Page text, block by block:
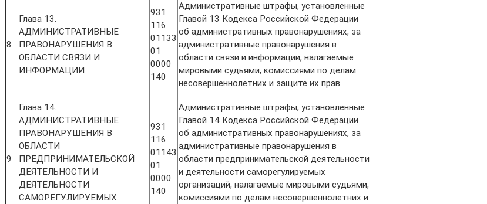
8
Глава 13.
АДМИНИСТРАТИВНЫЕ
ПРАВОНАРУШЕНИЯ В
ОБЛАСТИ СВЯЗИ И
ИНФОРМАЦИИ
931
116
01133
01
0000
140
Административные штрафы, установленные
Главой 13 Кодекса Российской Федерации
об административных правонарушениях, за
административные правонарушения в
области связи и информации, налагаемые
мировыми судьями, комиссиями по делам
несовершеннолетних и защите их прав
9
Глава 14.
АДМИНИСТРАТИВНЫЕ
ПРАВОНАРУШЕНИЯ В
ОБЛАСТИ
ПРЕДПРИНИМАТЕЛЬСКОЙ
ДЕЯТЕЛЬНОСТИ И
ДЕЯТЕЛЬНОСТИ
САМОРЕГУЛИРУЕМЫХ
931
116
01143
01
0000
140
Административные штрафы, установленные
Главой 14 Кодекса Российской Федерации
об административных правонарушениях, за
административные правонарушения в
области предпринимательской деятельности
и деятельности саморегулируемых
организаций, налагаемые мировыми судьями,
комиссиями по делам несовершеннолетних и